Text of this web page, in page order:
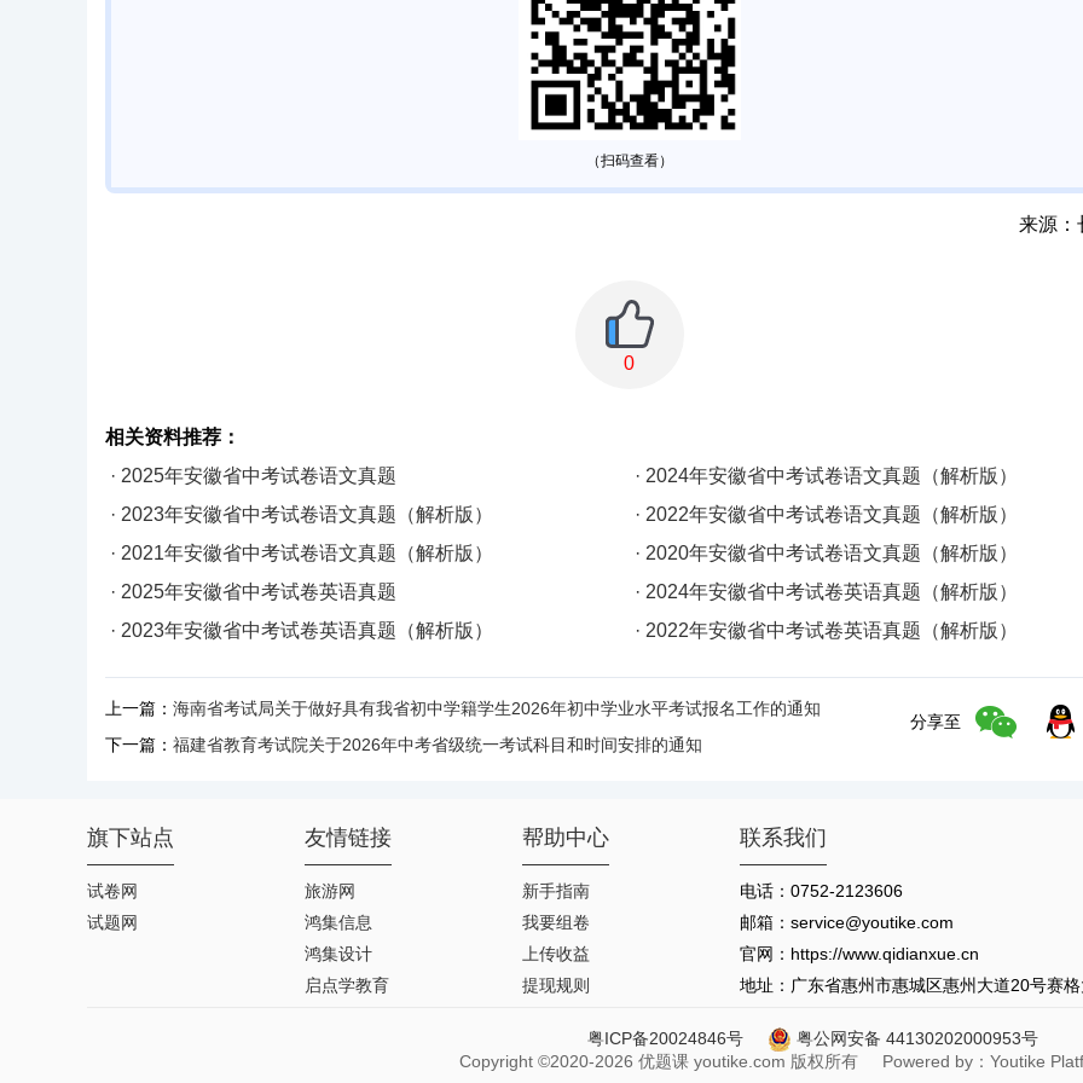
（扫码查看）
来源：
0
相关资料推荐：
· 2025年安徽省中考试卷语文真题
· 2024年安徽省中考试卷语文真题（解析版）
· 2023年安徽省中考试卷语文真题（解析版）
· 2022年安徽省中考试卷语文真题（解析版）
· 2021年安徽省中考试卷语文真题（解析版）
· 2020年安徽省中考试卷语文真题（解析版）
· 2025年安徽省中考试卷英语真题
· 2024年安徽省中考试卷英语真题（解析版）
· 2023年安徽省中考试卷英语真题（解析版）
· 2022年安徽省中考试卷英语真题（解析版）
上一篇： 海南省考试局关于做好具有我省初中学籍学生2026年初中学业水平考试报名工作的通知
下一篇： 福建省教育考试院关于2026年中考省级统一考试科目和时间安排的通知
分享至
旗下站点
试卷网
试题网
友情链接
旅游网
鸿集信息
鸿集设计
启点学教育
帮助中心
新手指南
我要组卷
上传收益
提现规则
联系我们
电话：0752-2123606
邮箱：service@youtike.com
官网：https://www.qidianxue.cn
地址：广东省惠州市惠城区惠州大道20号赛
粤ICP备20024846号
粤公网安备 44130202000953号
Copyright ©2020-2026 优题课 youtike.com 版权所有 Powered by：Youtike